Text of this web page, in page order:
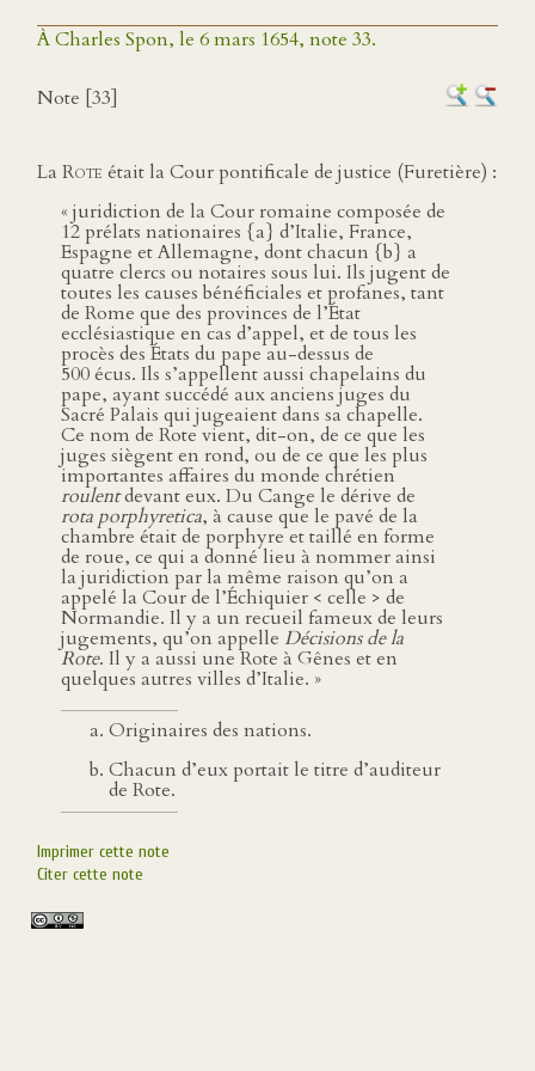
À Charles Spon, le 6 mars 1654, note 33.
Note [33]
La Rote était la Cour pontificale de justice (Furetière) :
« juridiction de la Cour romaine composée de
12 prélats nationaires {a} d’Italie, France,
Espagne et Allemagne, dont chacun {b} a
quatre clercs ou notaires sous lui. Ils jugent de
toutes les causes bénéficiales et profanes, tant
de Rome que des provinces de l’État
ecclésiastique en cas d’appel, et de tous les
procès des États du pape au-dessus de
500 écus. Ils s’appellent aussi chapelains du
pape, ayant succédé aux anciens juges du
Sacré Palais qui jugeaient dans sa chapelle.
Ce nom de Rote vient, dit-on, de ce que les
juges siègent en rond, ou de ce que les plus
importantes affaires du monde chrétien
roulentdevant eux. Du Cange le dérive de
rota porphyretica, à cause que le pavé de la
chambre était de porphyre et taillé en forme
de roue, ce qui a donné lieu à nommer ainsi
la juridiction par la même raison qu’on a
appelé la Cour de l’Échiquier < celle > de
Normandie. Il y a un recueil fameux de leurs
jugements, qu’on appelle Décisions de la
Rote. Il y a aussi une Rote à Gênes et en
quelques autres villes d’Italie. »
Originaires des nations.
Chacun d’eux portait le titre d’auditeur
de Rote.
Imprimer cette note
Citer cette note